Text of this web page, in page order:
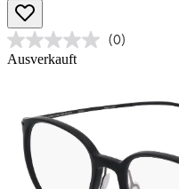
(0)
Ausverkauft